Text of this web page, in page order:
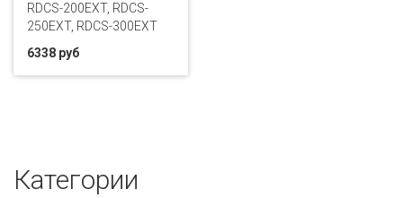
RDCS-200EXT, RDCS-
250EXT, RDCS-300EXT
6338 руб
Категории